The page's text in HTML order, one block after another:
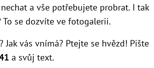
a vše potřebujete probrat. I tak
se dozvíte ve fotogalerii.
Jak vás vnímá? Ptejte se hvězd! Pište
a svůj text.